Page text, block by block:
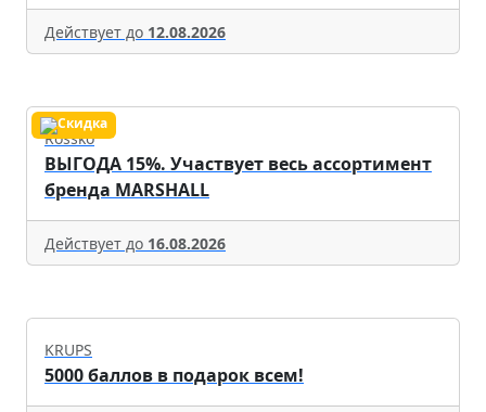
Действует до 12.08.2026
Rossko
ВЫГОДА 15%. Участвует весь ассортимент
бренда MARSHALL
Действует до 16.08.2026
KRUPS
5000 баллов в подарок всем!